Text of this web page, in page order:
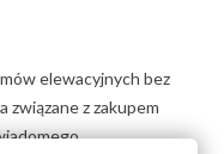
elewacyjnych bez
związane z zakupem